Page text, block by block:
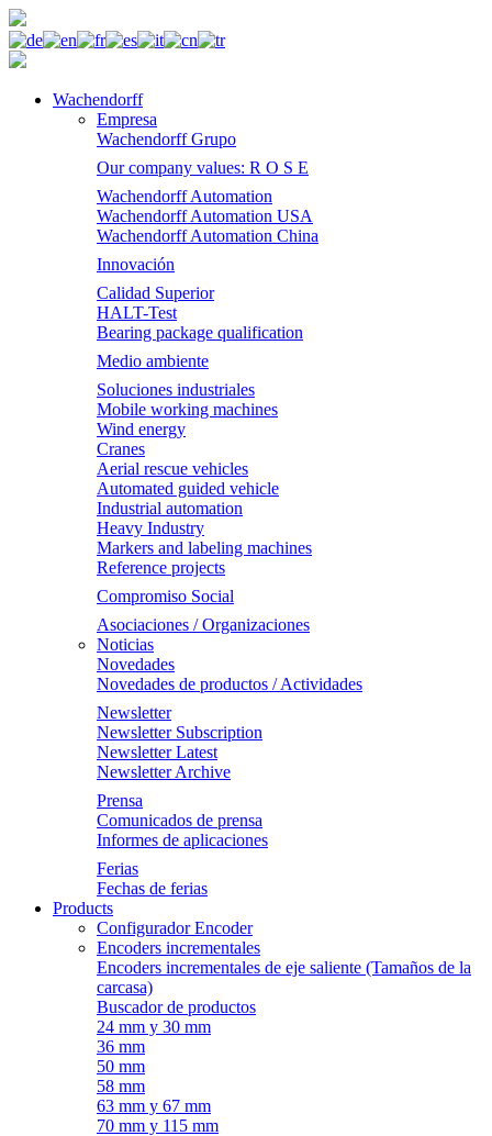
Wachendorff
Empresa
Wachendorff Grupo
Our company values: R O S E
Wachendorff Automation
Wachendorff Automation USA
Wachendorff Automation China
Innovación
Calidad Superior
HALT-Test
Bearing package qualification
Medio ambiente
Soluciones industriales
Mobile working machines
Wind energy
Cranes
Aerial rescue vehicles
Automated guided vehicle
Industrial automation
Heavy Industry
Markers and labeling machines
Reference projects
Compromiso Social
Asociaciones / Organizaciones
Noticias
Novedades
Novedades de productos / Actividades
Newsletter
Newsletter Subscription
Newsletter Latest
Newsletter Archive
Prensa
Comunicados de prensa
Informes de aplicaciones
Ferias
Fechas de ferias
Products
Configurador Encoder
Encoders incrementales
Encoders incrementales de eje saliente (Tamaños de la
carcasa)
Buscador de productos
24 mm y 30 mm
36 mm
50 mm
58 mm
63 mm y 67 mm
70 mm y 115 mm